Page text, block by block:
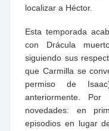
localizar a Héctor.
Esta temporada
con Drácula
siguiendo sus
que Carmilla se
permiso de
anteriormente.
novedades: en
episodios en lugar